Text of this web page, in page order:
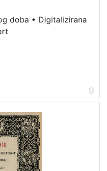
doba • Digitalizirana
9